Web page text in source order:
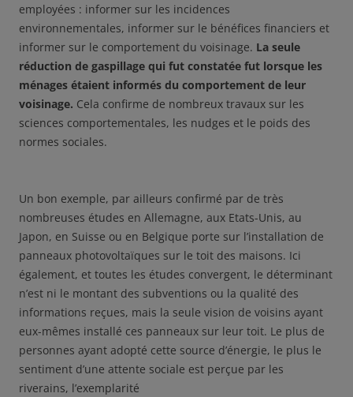
employées : informer sur les incidences
environnementales, informer sur le bénéfices financiers et
informer sur le comportement du voisinage. La seule
réduction de gaspillage qui fut constatée fut lorsque les
ménages étaient informés du comportement de leur
voisinage. Cela confirme de nombreux travaux sur les
sciences comportementales, les nudges et le poids des
normes sociales.
Un bon exemple, par ailleurs confirmé par de très
nombreuses études en Allemagne, aux Etats-Unis, au
Japon, en Suisse ou en Belgique porte sur l’installation de
panneaux photovoltaïques sur le toit des maisons. Ici
également, et toutes les études convergent, le déterminant
n’est ni le montant des subventions ou la qualité des
informations reçues, mais la seule vision de voisins ayant
eux-mêmes installé ces panneaux sur leur toit. Le plus de
personnes ayant adopté cette source d’énergie, le plus le
sentiment d’une attente sociale est perçue par les
riverains, l’exemplarité